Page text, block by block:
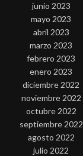
junio 2023
mayo 2023
abril 2023
marzo 2023
febrero 2023
enero 2023
diciembre 2022
noviembre 2022
octubre 2022
septiembre 2022
agosto 2022
julio 2022